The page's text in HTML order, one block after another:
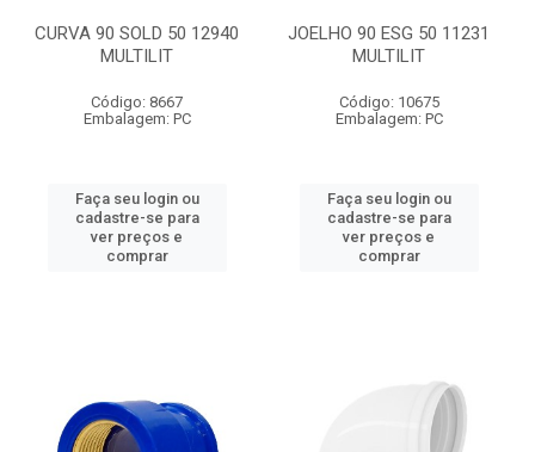
CURVA 90 SOLD 50 12940
MULTILIT
Código: 8667
Embalagem: PC
Faça seu login ou
cadastre-se para
ver preços e
comprar
JOELHO 90 ESG 50 11231
MULTILIT
Código: 10675
Embalagem: PC
Faça seu login ou
cadastre-se para
ver preços e
comprar